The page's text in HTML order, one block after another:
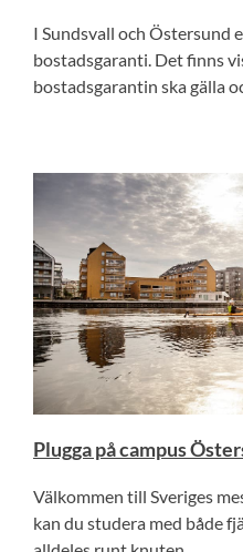
I Sundsvall och Östersund
bostadsgaranti. Det finns
bostadsgarantin ska gälla
Plugga på campus
Välkommen till Sveriges
kan du studera med både